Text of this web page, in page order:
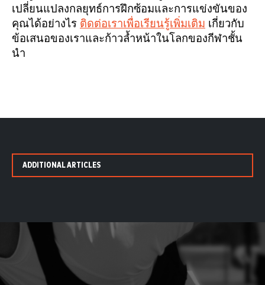
เปลี่ยนแปลงกลยุทธ์การฝึกซ้อมและการแข่งขันของ
คุณได้อย่างไร ติดต่อเราเพื่อเรียนรู้เพิ่มเติม เกี่ยวกับ
ข้อเสนอของเราและก้าวล้ำหน้าในโลกของกีฬาชั้น
นำ
ADDITIONAL ARTICLES